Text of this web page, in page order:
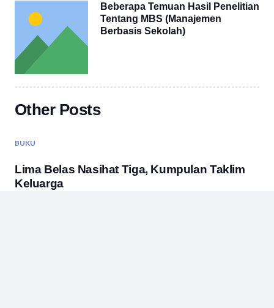
Beberapa Temuan Hasil Penelitian
Tentang MBS (Manajemen
Berbasis Sekolah)
Other Posts
BUKU
Lima Belas Nasihat Tiga, Kumpulan Taklim
Keluarga